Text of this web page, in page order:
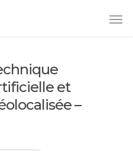
et
–